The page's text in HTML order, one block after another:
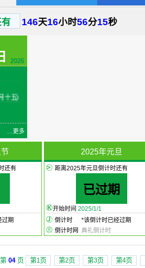
146天16小时56分15秒
2026
二十
十五)
…更多
还有
过期
2025年元旦
距离2025年元旦倒计时还有
已过期
开始时间 2025/1/1
倒计时
*该倒计时已经过期
倒计时网 典礼倒计时
04 页 第1页 第2页 第3页 第4页